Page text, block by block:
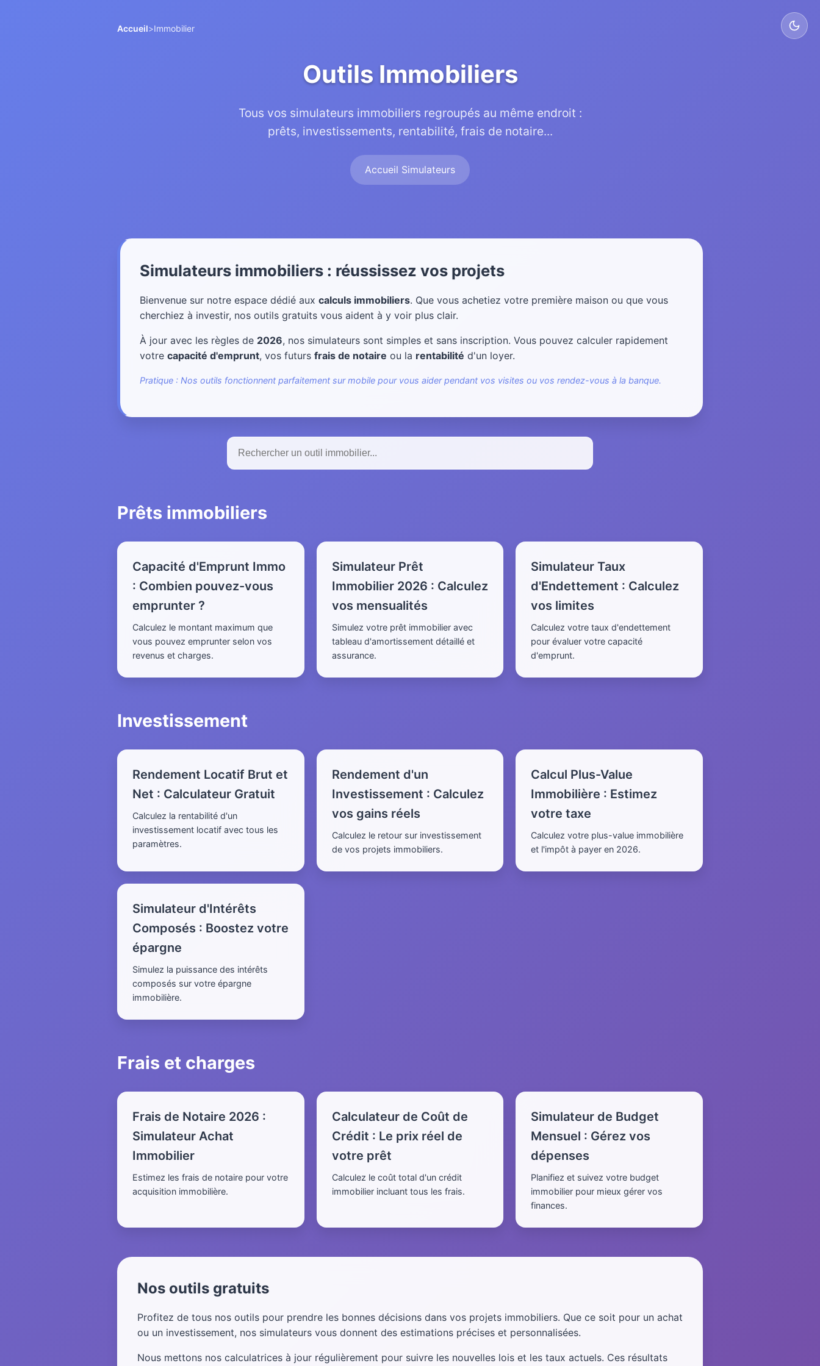
Accueil>Immobilier
Outils Immobiliers
Tous vos simulateurs immobiliers regroupés au même endroit :
prêts, investissements, rentabilité, frais de notaire...
Accueil Simulateurs
Simulateurs immobiliers : réussissez vos projets
Bienvenue sur notre espace dédié aux calculs immobiliers. Que vous achetiez votre première maison ou que vous
cherchiez à investir, nos outils gratuits vous aident à y voir plus clair.
À jour avec les règles de 2026, nos simulateurs sont simples et sans inscription. Vous pouvez calculer rapidement
votre capacité d'emprunt, vos futurs frais de notaire ou la rentabilité d'un loyer.
Pratique : Nos outils fonctionnent parfaitement sur mobile pour vous aider pendant vos visites ou vos rendez-vous à la banque.
Prêts immobiliers
Capacité d'Emprunt Immo
: Combien pouvez-vous
emprunter ?
Calculez le montant maximum que
vous pouvez emprunter selon vos
revenus et charges.
Simulateur Prêt
Immobilier 2026 : Calculez
vos mensualités
Simulez votre prêt immobilier avec
tableau d'amortissement détaillé et
assurance.
Simulateur Taux
d'Endettement : Calculez
vos limites
Calculez votre taux d'endettement
pour évaluer votre capacité
d'emprunt.
Investissement
Rendement Locatif Brut et
Net : Calculateur Gratuit
Calculez la rentabilité d'un
investissement locatif avec tous les
paramètres.
Rendement d'un
Investissement : Calculez
vos gains réels
Calculez le retour sur investissement
de vos projets immobiliers.
Calcul Plus-Value
Immobilière : Estimez
votre taxe
Calculez votre plus-value immobilière
et l'impôt à payer en 2026.
Simulateur d'Intérêts
Composés : Boostez votre
épargne
Simulez la puissance des intérêts
composés sur votre épargne
immobilière.
Frais et charges
Frais de Notaire 2026 :
Simulateur Achat
Immobilier
Estimez les frais de notaire pour votre
acquisition immobilière.
Calculateur de Coût de
Crédit : Le prix réel de
votre prêt
Calculez le coût total d'un crédit
immobilier incluant tous les frais.
Simulateur de Budget
Mensuel : Gérez vos
dépenses
Planifiez et suivez votre budget
immobilier pour mieux gérer vos
finances.
Nos outils gratuits
Profitez de tous nos outils pour prendre les bonnes décisions dans vos projets immobiliers. Que ce soit pour un achat
ou un investissement, nos simulateurs vous donnent des estimations précises et personnalisées.
Nous mettons nos calculatrices à jour régulièrement pour suivre les nouvelles lois et les taux actuels. Ces résultats